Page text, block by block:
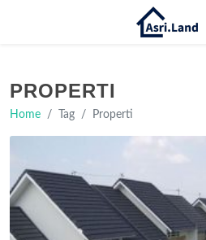
PROPERTI
Home Tag Properti